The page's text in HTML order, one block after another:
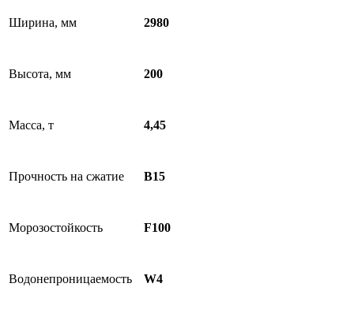
Ширина, мм 2980
Высота, мм 200
Масса, т 4,45
Прочность на сжатие B15
Морозостойкость F100
Водонепроницаемость W4